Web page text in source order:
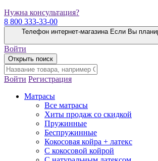
Нужна консультация?
8 800 333-33-00
Телефон интернет-магазина Если Вы
Войти
Открыть поиск
Войти Регистрация
Матрасы
Все матрасы
Хиты продаж со скидкой
Пружинные
Беспружинные
Кокосовая койра + латекс
С кокосовой койрой